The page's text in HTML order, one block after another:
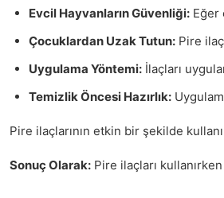
Evcil Hayvanların Güvenliği: Eğer
Çocuklardan Uzak Tutun: Pire
Uygulama Yöntemi: İlaçları
Temizlik Öncesi Hazırlık:
Pire ilaçlarının etkin bir şekilde
Sonuç Olarak: Pire ilaçları